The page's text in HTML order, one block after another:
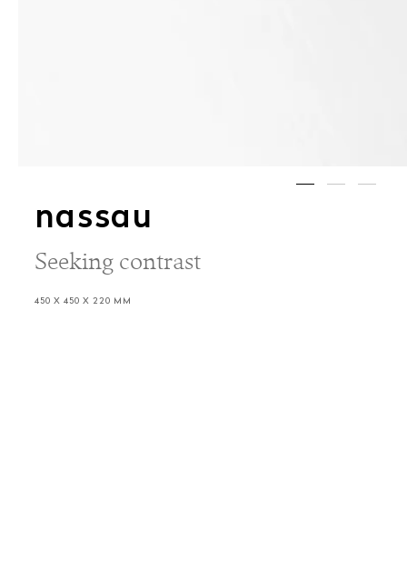
nassau
Seeking contrast
450 X 450 X 220 MM